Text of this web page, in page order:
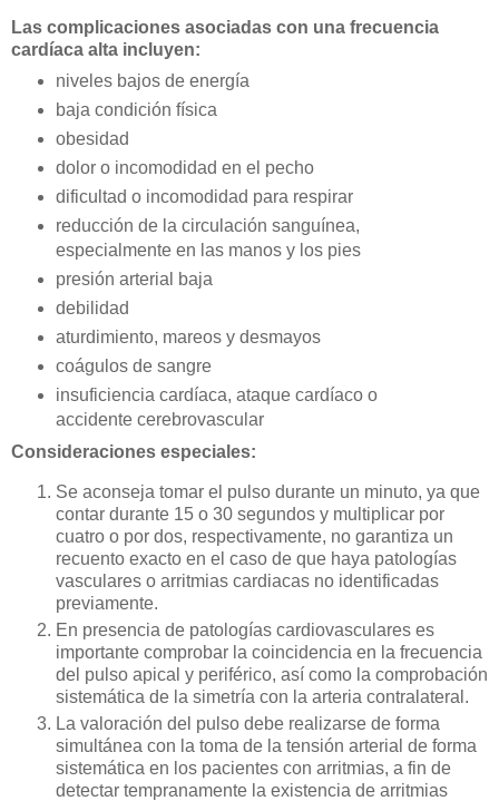
Las complicaciones asociadas con una frecuencia
cardíaca alta incluyen:
niveles bajos de energía
baja condición física
obesidad
dolor o incomodidad en el pecho
dificultad o incomodidad para respirar
reducción de la circulación sanguínea,
especialmente en las manos y los pies
presión arterial baja
debilidad
aturdimiento, mareos y desmayos
coágulos de sangre
insuficiencia cardíaca, ataque cardíaco o
accidente cerebrovascular
Consideraciones especiales:
Se aconseja tomar el pulso durante un minuto, ya que
contar durante 15 o 30 segundos y multiplicar por
cuatro o por dos, respectivamente, no garantiza un
recuento exacto en el caso de que haya patologías
vasculares o arritmias cardiacas no identificadas
previamente.
En presencia de patologías cardiovasculares es
importante comprobar la coincidencia en la frecuencia
del pulso apical y periférico, así como la comprobación
sistemática de la simetría con la arteria contralateral.
La valoración del pulso debe realizarse de forma
simultánea con la toma de la tensión arterial de forma
sistemática en los pacientes con arritmias, a fin de
detectar tempranamente la existencia de arritmias